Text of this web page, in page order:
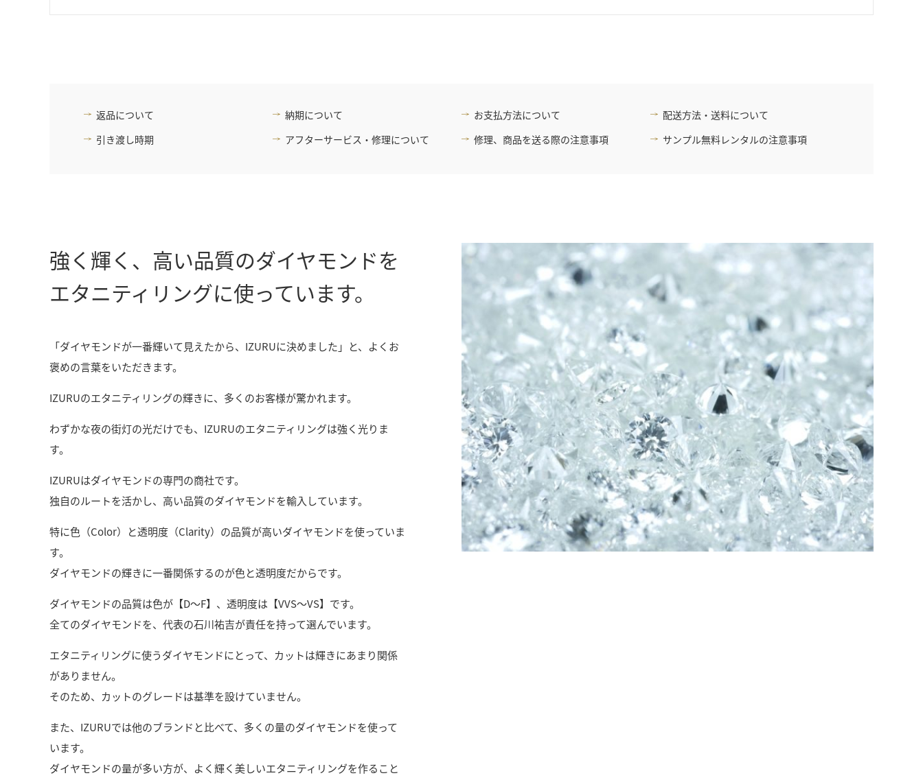
返品について 納期について お支払方法について
配送方法・送料について
引き渡し時期
アフターサービス・修理について 修理、商品を送る際の注意事項 サンプル無料レンタルの注意事項
強く輝く、高い品質のダイヤモンドを
エタニティリングに使っています。
「ダイヤモンドが一番輝いて見えたから、IZURUに決めました」と、よくお
褒めの言葉をいただきます。
IZURUのエタニティリングの輝きに、多くのお客様が驚かれます。
わずかな夜の街灯の光だけでも、IZURUのエタニティリングは強く光りま
す。
IZURUはダイヤモンドの専門の商社です。
独自のルートを活かし、高い品質のダイヤモンドを輸入しています。
特に色（Color）と透明度（Clarity）の品質が高いダイヤモンドを使っていま
す。
ダイヤモンドの輝きに一番関係するのが色と透明度だからです。
ダイヤモンドの品質は色が【D～F】、透明度は【VVS～VS】です。
全てのダイヤモンドを、代表の石川祐吉が責任を持って選んでいます。
エタニティリングに使うダイヤモンドにとって、カットは輝きにあまり関係
がありません。
そのため、カットのグレードは基準を設けていません。
また、IZURUでは他のブランドと比べて、多くの量のダイヤモンドを使って
います。
ダイヤモンドの量が多い方が、よく輝く美しいエタニティリングを作ること